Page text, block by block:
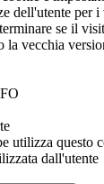
dell'utente per
se il
la vecchia
utilizza questo
dall'utente